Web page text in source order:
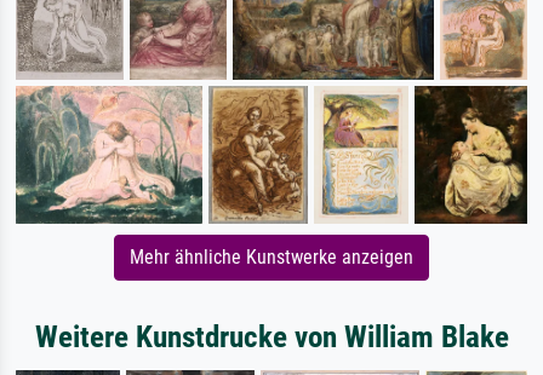
Mehr ähnliche Kunstwerke anzeigen
Weitere Kunstdrucke von William Blake